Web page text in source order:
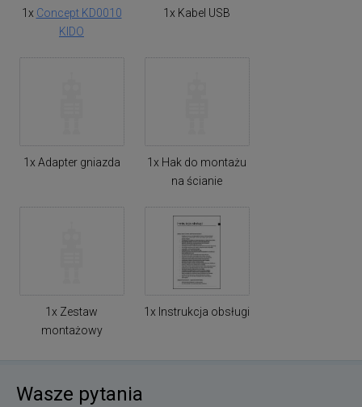
1x Concept KD0010
KIDO
1x Kabel USB
1x Adapter gniazda
1x Hak do montażu
na ścianie
1x Zestaw
montażowy
1x Instrukcja obsługi
Wasze pytania